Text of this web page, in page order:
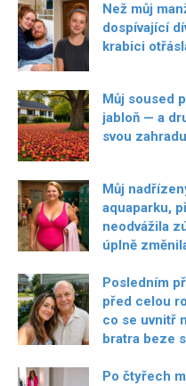
Než můj
dospívající
krabici
Můj soused
jabloň — a
svou
Můj
aquaparku,
neodvážila
úplně
Posledním
před celou
co se uvnitř
bratra beze
Po čtyřech